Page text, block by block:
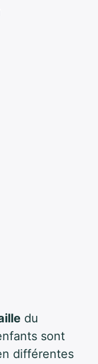
du
sont
différentes